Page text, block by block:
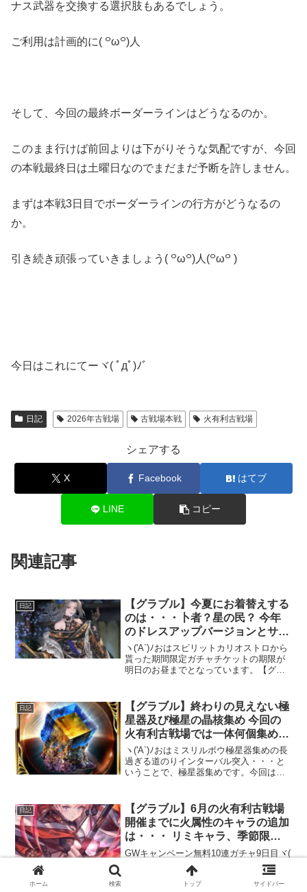
ナス武器を交換する選択肢もあるでしょう。
ご利用は計画的に( ꒪ω꒪)人
そして、今回の最終ボーダーラインはどうなるのか。
このまま行けば前回よりは下がりそうな気配ですが、今回
の本戦最終日は土曜日なのでまだまだ予断を許しません。
まずは本戦3日目でボーダーラインの行方がどうなるの
か。
引き続き頑張っていきましょう( ꒪ω꒪)人(꒪ω꒪ )
今日はこれにてーヾ( ﾟдﾟ)ﾉ゛
日記 2026年古戦場 古戦場本戦 火有利古戦場
シェアする
X Facebook はてブ
LINE コピー
関連記事
日記
【グラブル】今夏にお着替えする
のは・・・卜者？星の民？ 今年
のドレスアップバージョンとサマ
ーバージョンの行方
ヽ('A`)ﾉおはスピリットカリオストロから
貰った期間限定ガチャチケットの期限が
明日のお昼までとなっています。【グラ
わらずの夢～」でカリオストロがプレゼ
ントした【期間...
日記
【グラブル】終わりの見えない極
星器及び極星の晶核集め 今回の
火有利古戦場では一体何個集める
ことが出来るのか
ヽ('A`)ﾉおはミスリルボウ極星器集めの長
過ぎる道のりインターバル突入・・・と
いうことで、極星器集めです。今回は一
ロップすれば満足できるのか(˘ω˘;三;˘ω˘)
自分...
日記
【グラブル】6月の火有利古戦場
開催までに火属性のキャラの追加
は・・・ リミキャラ、季節限定
キャラの実装はあるのだろうか
GWキャンペーン無料10連ガチャ9日目ヾ(
ﾟдﾟ)ﾉ゛そしてヽ('∀`)ﾉおはグラスティア
ーGWが終わり、次に来るのは・・・
GW・・・行かないで( ；∀；)ということ
ホーム 検索 トップ サイドバー